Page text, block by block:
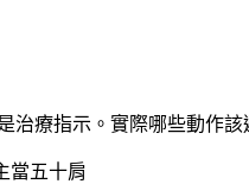
治療指示。實際哪些動作
當五十肩